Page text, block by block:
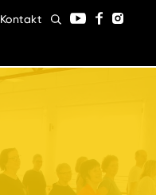
Kontakt